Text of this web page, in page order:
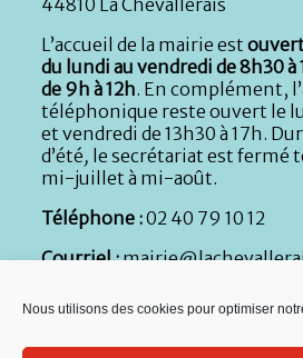
Nous utilisons des cookies pour optimiser
L’accueil de la mairie est
du lundi au vendredi de 8h30 à
de 9h à 12h. En complément,
téléphonique reste ouvert le
et vendredi de 13h30 à 17h.
d’été, le secrétariat est fermé
mi-juillet à mi-août.
Téléphone :02 40 79 10 12
Courriel :